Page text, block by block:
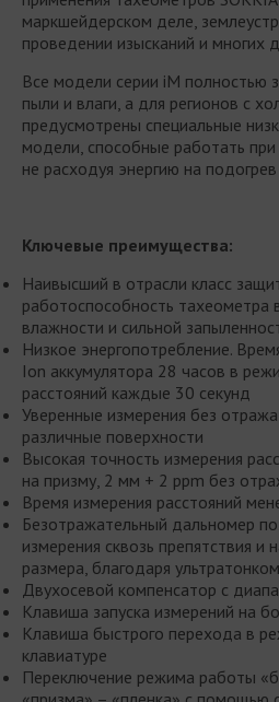
маркшейдерском деле,
проведении изысканий и многих
Все модели серии iM полностью
пыли и влаги, а для регионов с
предусмотрены специальные
модели, способные работать
не расходуя энергию на
Ключевые преимущества:
Наивысший в отрасли класс
работоспособность тахеометра
влажности и сильной
Низкое энергопотребление.
Ion аккумулятора 28 часов в
расстояний каждые 30 секунд
Уверенные измерения без
различные поверхности
Высокая точность измерения
на призму, 2 мм + 2 ppm без
Время измерения расстояний
Безотражательный дальномер
измерения сквозь препятствия и
размера, благодаря
Двухосевой компенсатор с
Клавиша запуска измерений на
Клавиша быстрого перехода в
клавиатуре
Переключение режима работы